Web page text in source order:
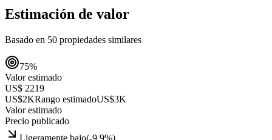
Estimación de valor
Basado en 50 propiedades similares
75%
Valor estimado
US$ 2219
US$2KRango estimadoUS$3K
Valor estimado
Precio publicado
Ligeramente bajo(-9.9%)